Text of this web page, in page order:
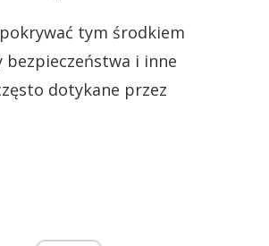
pokrywać tym środkiem
bezpieczeństwa i inne
dotykane przez